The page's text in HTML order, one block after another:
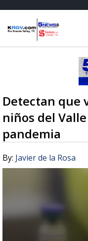
Detectan que
niños del
pandemia
By: Javier de la Rosa